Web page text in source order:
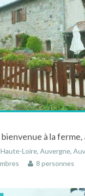
Loire, Auvergne,
8 personnes